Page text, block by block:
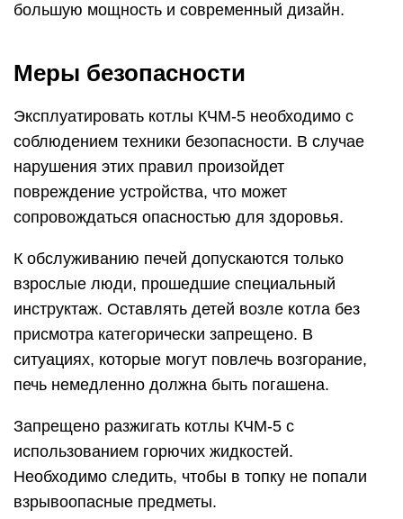
большую мощность и современный дизайн.
Меры безопасности
Эксплуатировать котлы КЧМ-5 необходимо с
соблюдением техники безопасности. В случае
нарушения этих правил произойдет
повреждение устройства, что может
сопровождаться опасностью для здоровья.
К обслуживанию печей допускаются только
взрослые люди, прошедшие специальный
инструктаж. Оставлять детей возле котла без
присмотра категорически запрещено. В
ситуациях, которые могут повлечь возгорание,
печь немедленно должна быть погашена.
Запрещено разжигать котлы КЧМ-5 с
использованием горючих жидкостей.
Необходимо следить, чтобы в топку не попали
взрывоопасные предметы.